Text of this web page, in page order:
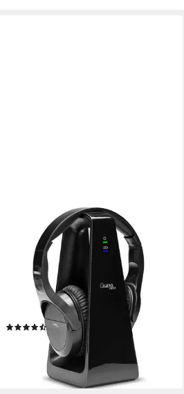
Digitaler Funk Kopfhörer –
Ladestation – kabellos, 30 m
Reichweite Funk-Kopfhörer
Verbindung
max. Laufzeit
(2)
UVP 149,95 €
lieferbar - in 2-3 Werktagen bei dir